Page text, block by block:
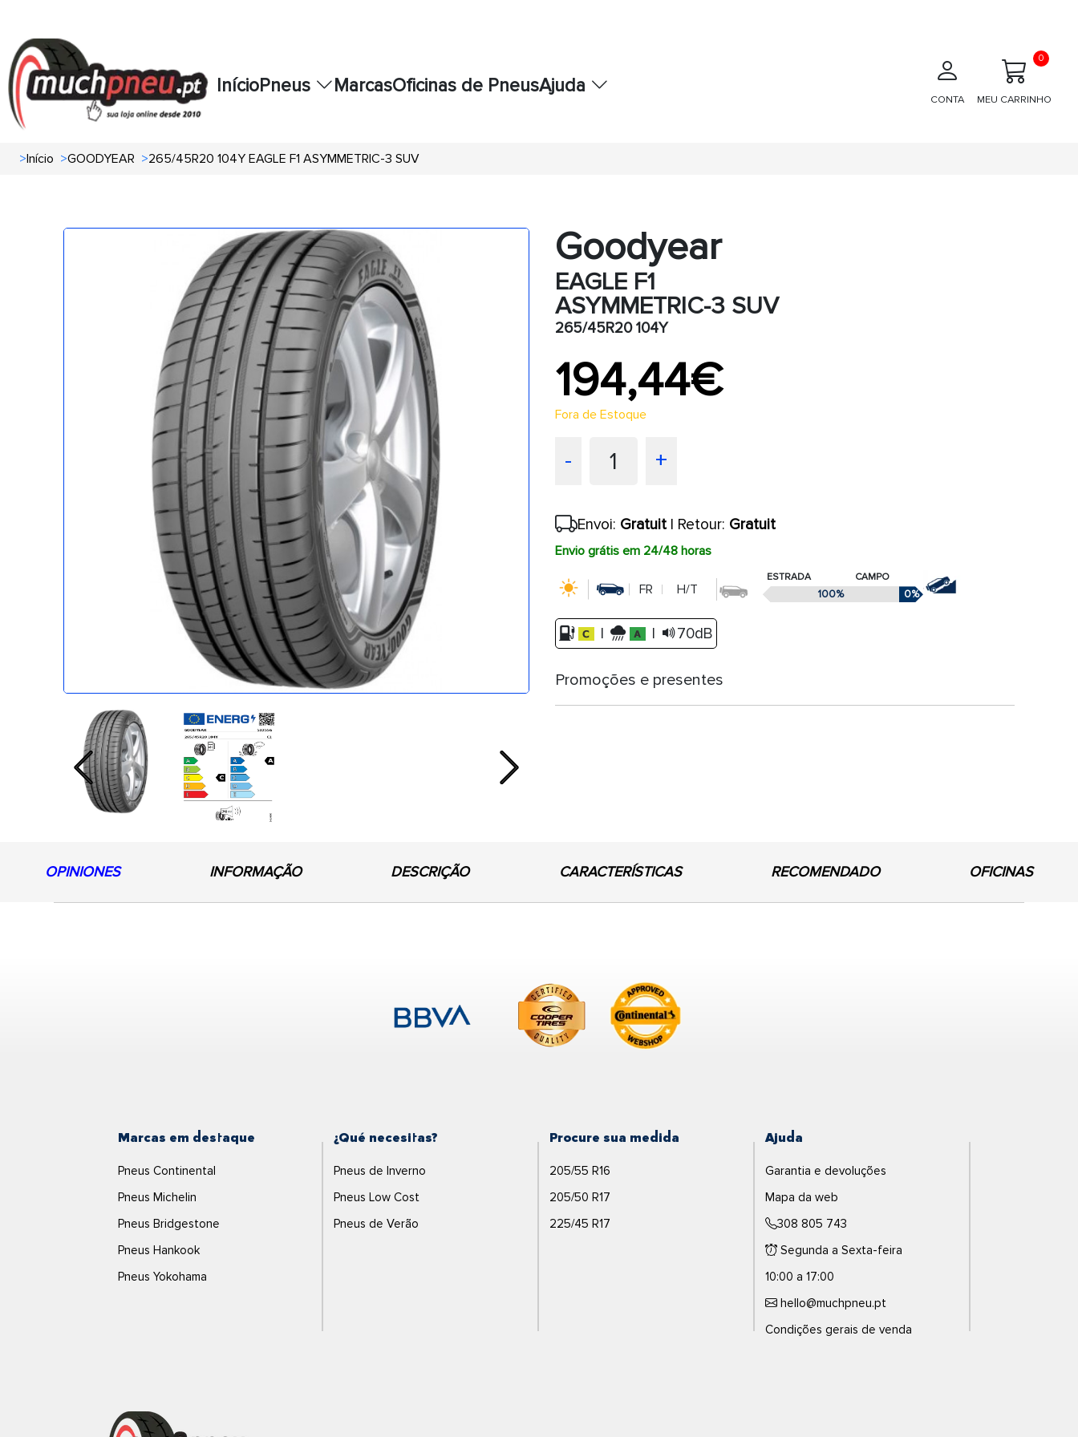
InícioPneus MarcasOficinas de PneusAjuda
CONTA MEU CARRINHO
0
>Início >GOODYEAR >265/45R20 104Y EAGLE F1 ASYMMETRIC-3 SUV
Previous Next
Goodyear
EAGLE F1
ASYMMETRIC-3 SUV
265/45R20 104Y
194,44€
Fora de Estoque
- 1 +
Envoi: Gratuit| Retour: Gratuit
Envio grátis em 24/48 horas
FR H/T
ESTRADA CAMPO
100% 0%
| | 70dB
Promoções e presentes
OPINIONES INFORMAÇÃO DESCRIÇÃO CARACTERÍSTICAS RECOMENDADO OFICINAS
Marcas em destaque
Pneus Continental
Pneus Michelin
Pneus Bridgestone
Pneus Hankook
Pneus Yokohama
¿Qué necesitas?
Pneus de Inverno
Pneus Low Cost
Pneus de Verão
Procure sua medida
205/55 R16
205/50 R17
225/45 R17
Ajuda
Garantia e devoluções
Mapa da web
308 805 743
Segunda a Sexta-feira
10:00 a 17:00
hello@muchpneu.pt
Condições gerais de venda